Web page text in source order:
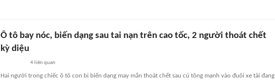
Ô tô bay nóc, biến dạng sau tai nạn trên cao tốc, 2 người thoát chết
kỳ diệu
4liên quan
Hai người trong chiếc ô tô con bị biến dạng may mắn thoát chết sau cú tông mạnh vào đuôi xe tải đang